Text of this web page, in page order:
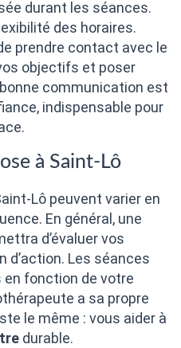
durant les séances.
des horaires.
prendre contact avec le
objectifs et poser
communication est
indispensable pour
à Saint-Lô
Lô peuvent varier en
En général, une
d’évaluer vos
d’action. Les séances
fonction de votre
a sa propre
le même : vous aider à
durable.